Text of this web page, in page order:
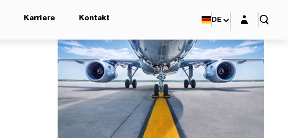
Karriere Kontakt DE Login-Maske